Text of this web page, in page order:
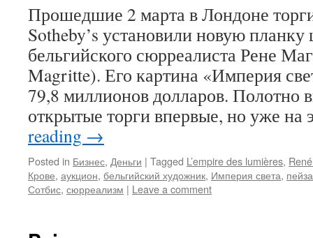
Прошедшие 2 марта в Лондоне
Sotheby’s установили новую
бельгийского сюрреалиста Рене
Magritte). Его картина «Империя
79,8 миллионов долларов. Полотно
открытые торги впервые, но уже
reading →
Posted in Бизнес, Деньги | Tagged L’empire des lumières,
Крове, аукцион, бельгийский художник, Империя света,
Сотбис, сюрреализм | Leave a comment